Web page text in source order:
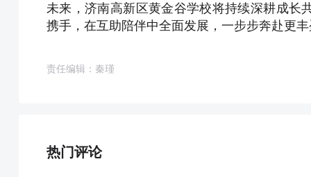
未来，济南高新区黄金谷学校将持续深耕成长
携手，在互助陪伴中全面发展，一步步奔赴更
责任编辑：秦瑾
热门评论